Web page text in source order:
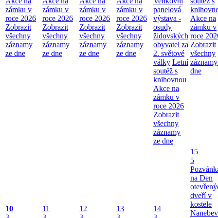
zámku v
roce 2026
Zobrazit
všechny
záznamy
ze dne
zámku v
roce 2026
Zobrazit
všechny
záznamy
ze dne
zámku v
roce 2026
Zobrazit
všechny
záznamy
ze dne
zámku v
roce 2026
Zobrazit
všechny
záznamy
ze dne
panelová
výstava -
osudy
židovských
obyvatel za
2. světové
války Letní
soutěž s
knihovnou
Akce na
zámku v
roce 2026
Zobrazit
všechny
záznamy
ze dne
Akce na
zámku v
roce
Zobrazit
všechny
dne
10
11
12
13
14
15
5
na Den
dveří v
kostele